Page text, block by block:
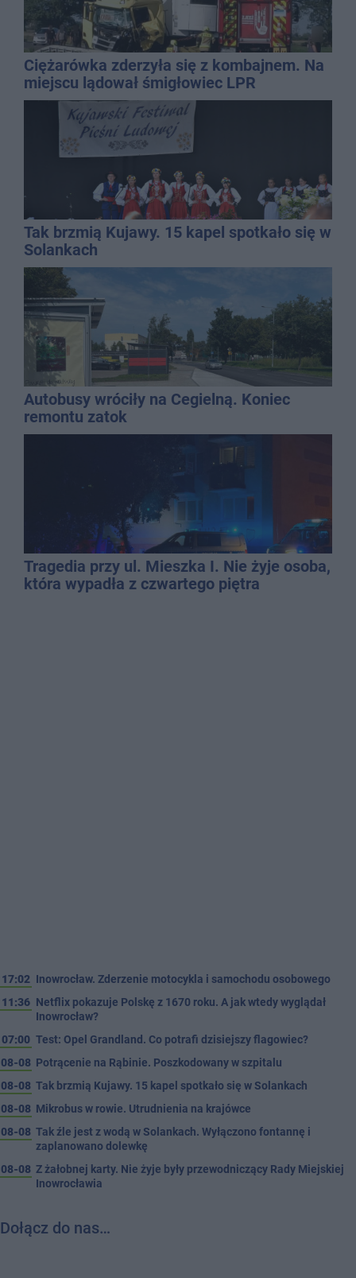
Ciężarówka zderzyła się z kombajnem. Na
miejscu lądował śmigłowiec LPR
Tak brzmią Kujawy. 15 kapel spotkało się w
Solankach
Autobusy wróciły na Cegielną. Koniec
remontu zatok
Tragedia przy ul. Mieszka I. Nie żyje osoba,
która wypadła z czwartego piętra
17:02 Inowrocław. Zderzenie motocykla i samochodu osobowego
11:36 Netflix pokazuje Polskę z 1670 roku. A jak wtedy wyglądał
Inowrocław?
07:00 Test: Opel Grandland. Co potrafi dzisiejszy flagowiec?
08-08 Potrącenie na Rąbinie. Poszkodowany w szpitalu
08-08 Tak brzmią Kujawy. 15 kapel spotkało się w Solankach
08-08 Mikrobus w rowie. Utrudnienia na krajówce
08-08 Tak źle jest z wodą w Solankach. Wyłączono fontannę i
zaplanowano dolewkę
08-08 Z żałobnej karty. Nie żyje były przewodniczący Rady Miejskiej
Inowrocławia
Dołącz do nas…